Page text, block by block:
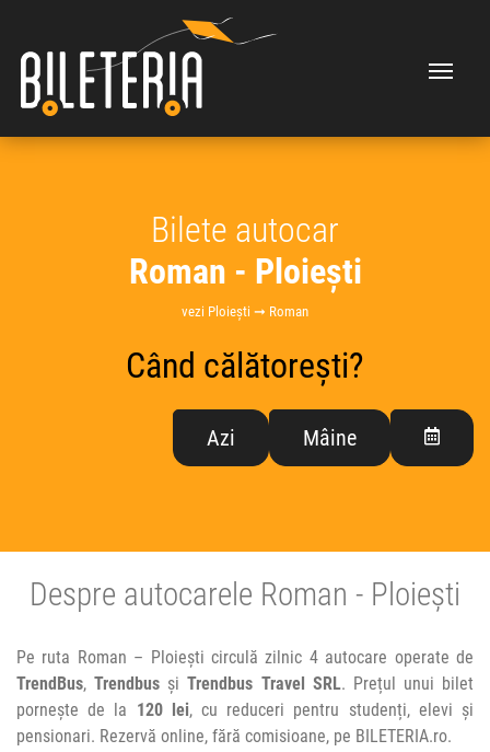
Bilete autocar
Roman - Ploiești
vezi Ploiești ➞ Roman
Când călătorești?
Azi Mâine
Despre autocarele Roman - Ploiești
Pe ruta Roman – Ploiești circulă zilnic 4 autocare operate de
TrendBus,Trendbus șiTrendbus Travel SRL. Prețul unui bilet
pornește de la 120 lei, cu reduceri pentru studenți, elevi și
pensionari. Rezervă online, fără comisioane, pe BILETERIA.ro.